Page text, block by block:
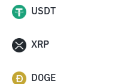
USDT
XRP
DOGE